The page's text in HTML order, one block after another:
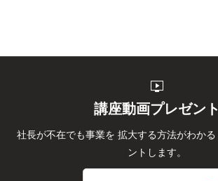
live_tv
講座動画プレゼント
社長が不在でも事業を 拡大する方法がわかる
ントします。